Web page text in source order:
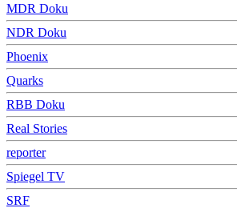
MDR Doku
NDR Doku
Phoenix
Quarks
RBB Doku
Real Stories
reporter
Spiegel TV
SRF